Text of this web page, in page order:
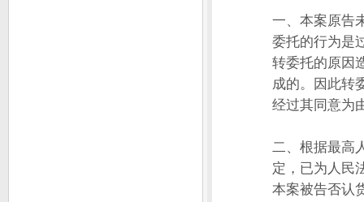
一、本案原告
委托的行为是
转委托的原因
成的。因此转
经过其同意为
二、根据最高
定，已为人民
本案被告否认